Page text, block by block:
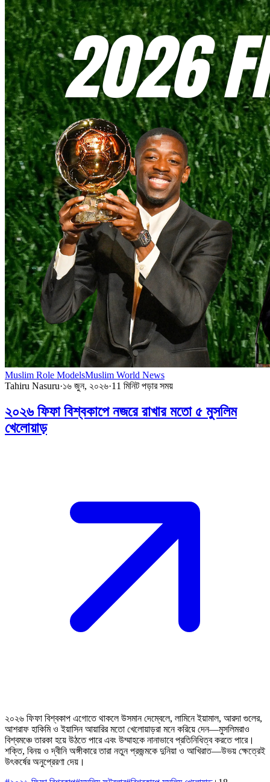
Muslim Role ModelsMuslim World News
Tahiru Nasuru·১৬ জুন, ২০২৬·11 মিনিট পড়ার সময়
২০২৬ ফিফা বিশ্বকাপে নজরে রাখার মতো ৫ মুসলিম
খেলোয়াড়
২০২৬ ফিফা বিশ্বকাপ এগোতে থাকলে উসমান দেম্বেলে, লামিনে ইয়ামাল, আরদা গুলের,
আশরাফ হাকিমি ও ইয়াসিন আয়ারির মতো খেলোয়াড়রা মনে করিয়ে দেন—মুসলিমরাও
বিশ্বমঞ্চে তারকা হয়ে উঠতে পারে এবং উম্মাহকে নানাভাবে প্রতিনিধিত্ব করতে পারে।
শক্তি, বিনয় ও দ্বীনি অঙ্গীকারে তারা নতুন প্রজন্মকে দুনিয়া ও আখিরাত—উভয় ক্ষেত্রেই
উৎকর্ষের অনুপ্রেরণা দেয়।